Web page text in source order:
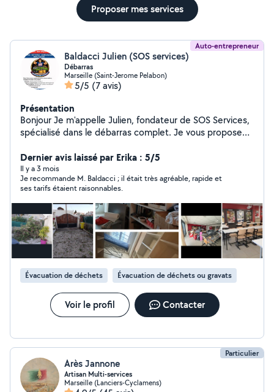
Proposer mes services
Auto-entrepreneur
Baldacci Julien (SOS services)
Débarras
Marseille (Saint-Jerome Pelabon)
5/5 (7 avis)
Présentation
Bonjour Je m'appelle Julien, fondateur de SOS Services,
spécialisé dans le débarras complet. Je vous propose
garages greniers locaux professionnels Que ce soit
après un départ, une succession, un logement très
encombré ou simplement pour faire de la place, je
m'occupe de tout du début à la fin. Tri, manutention,
chargement, évacuation vous n'avez rien à gérer. Je
travaille sérieusement, rapidement et proprement. Mon
objectif est simple : vous libérer d'un poids et vous
rendre un espace vide et propre. Devis gratuit et
réponse rapide. Contact en message privé Julien SOS
Services
Dernier avis laissé par Erika : 5/5
Il y a 3 mois
Je recommande M. Baldacci ; il était très agréable, rapide et
ses tarifs étaient raisonnables.
Évacuation de déchets Évacuation de déchets ou gravats
Voir le profil Contacter
Particulier
Arès Jannone
Artisan Multi-services
Marseille (Lanciers-Cyclamens)